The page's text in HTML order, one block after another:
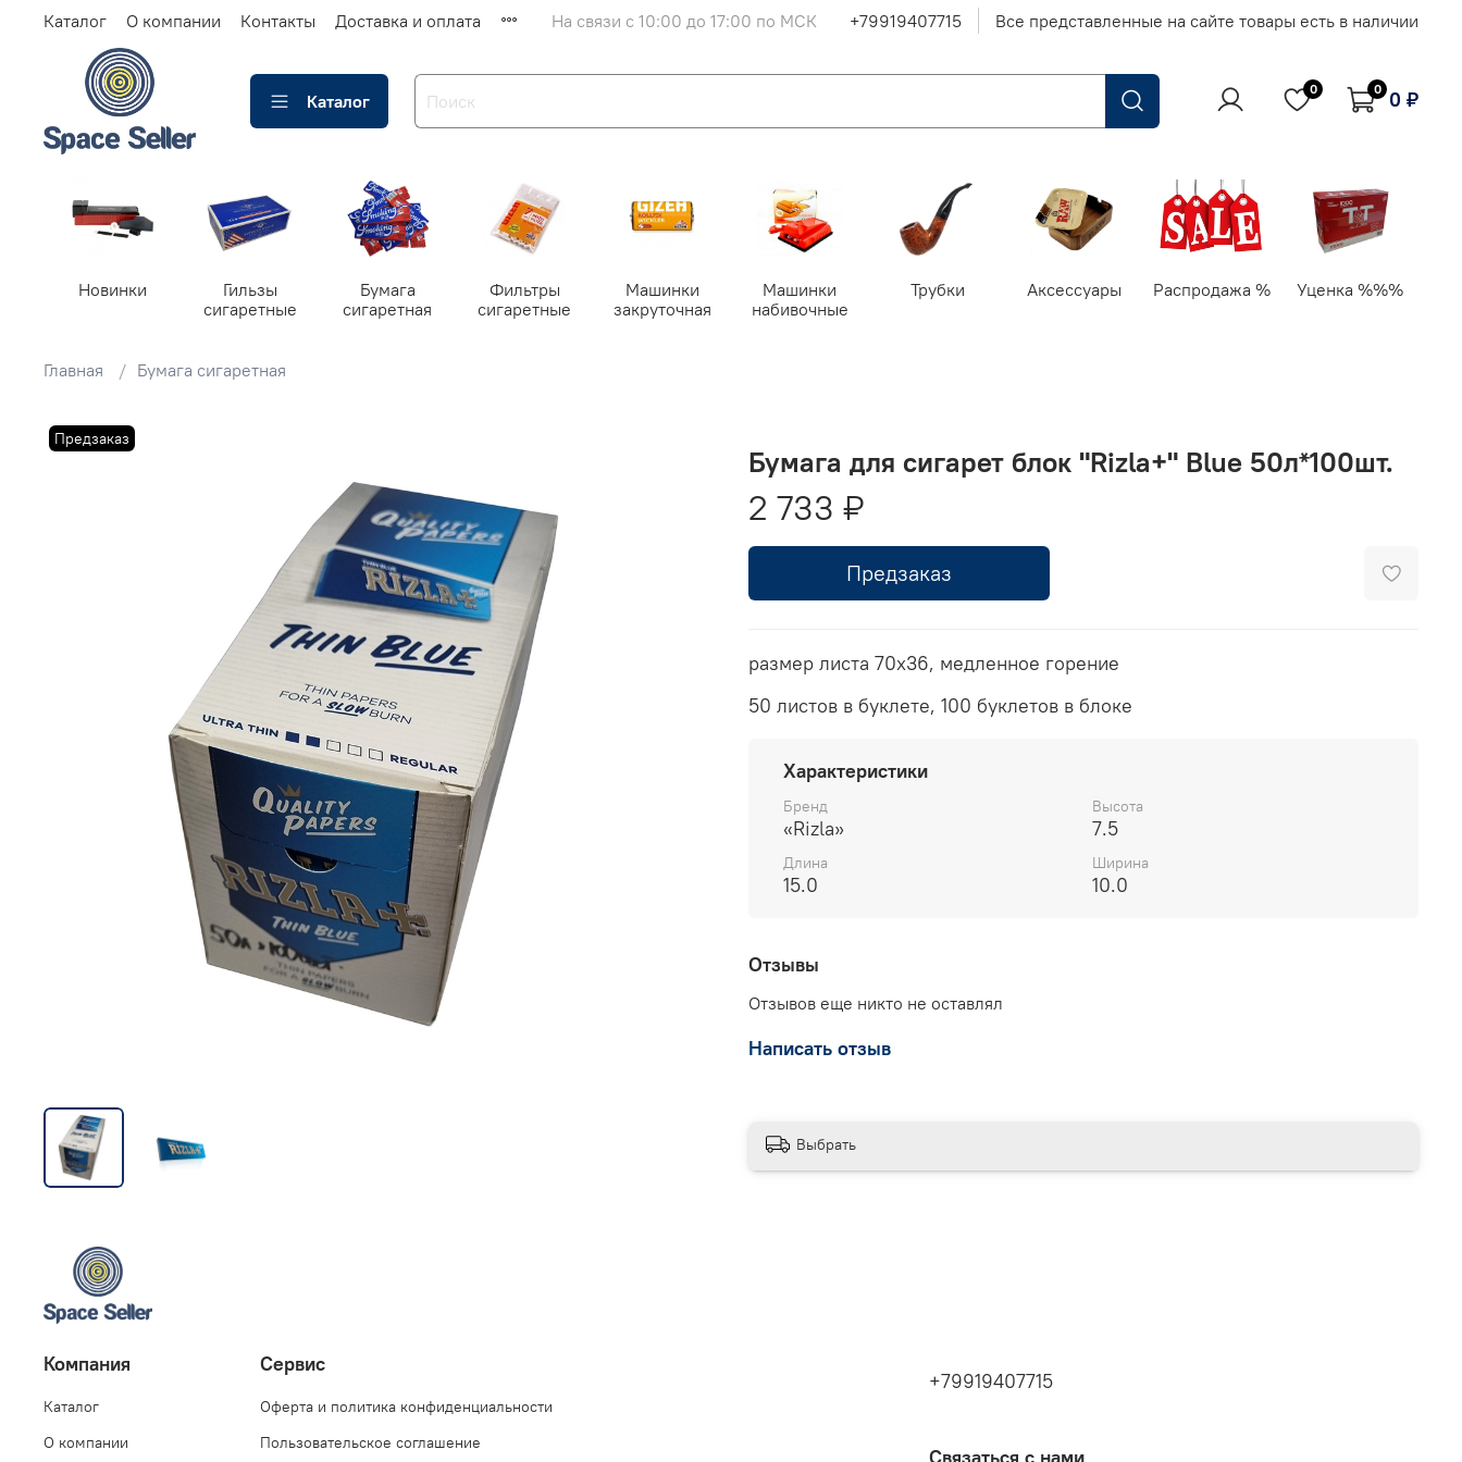
Каталог О компании Контакты Доставка и оплата На связи с 10:00 до 17:00 по МСК +79919407715 Все представленные на сайте товары есть в наличии
Каталог
0 0 0 ₽
Новинки
Гильзы
сигаретные
Бумага
сигаретная
Фильтры
сигаретные
Машинки
закруточная
Машинки
набивочные
Трубки Аксессуары Распродажа % Уценка %%%
Главная Бумага сигаретная
Предзаказ
Бумага для сигарет блок "Rizla+" Blue 50л*100шт.
2 733 ₽
Предзаказ
размер листа 70х36, медленное горение
50 листов в буклете, 100 буклетов в блоке
Характеристики
Бренд
«Rizla»
Высота
7.5
Длина
15.0
Ширина
10.0
Отзывы
Отзывов еще никто не оставлял
Написать отзыв
Выбрать
Компания
Каталог
О компании
Сервис
Оферта и политика конфиденциальности
Пользовательское соглашение
+79919407715
Связаться с нами